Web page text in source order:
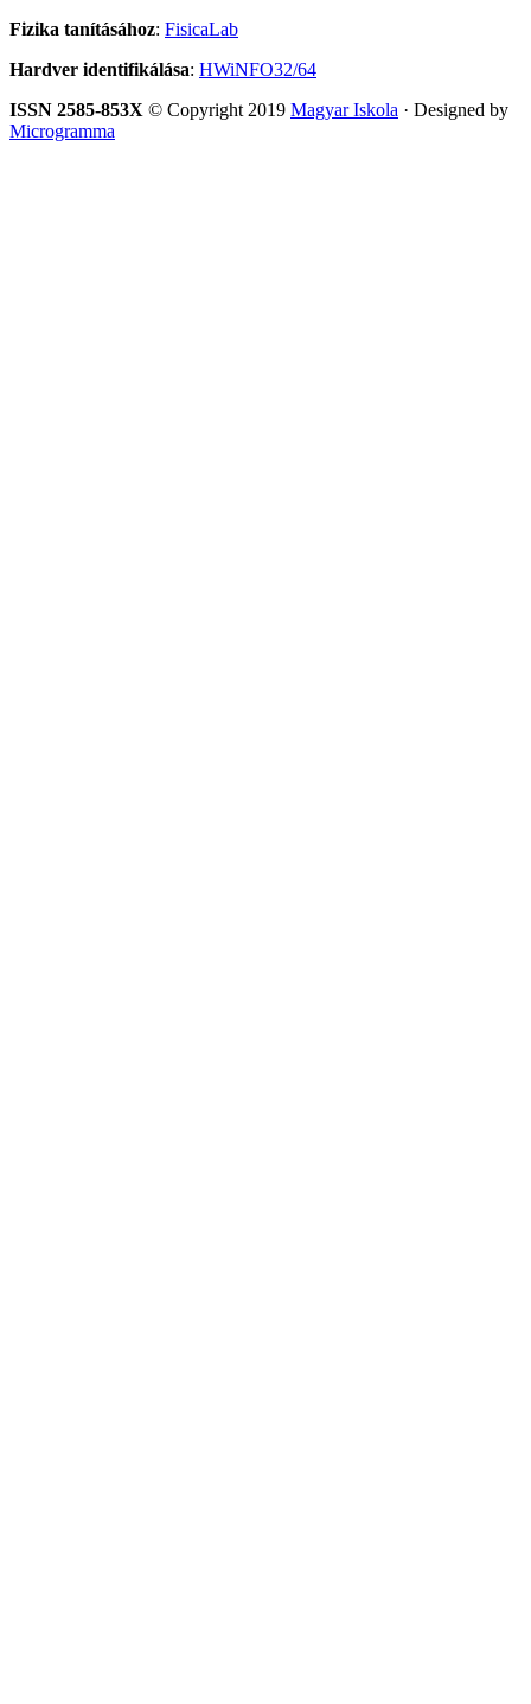
Fizika tanításához: FisicaLab
Hardver identifikálása: HWiNFO32/64
ISSN 2585-853X © Copyright 2019 Magyar Iskola · Designed by
Microgramma